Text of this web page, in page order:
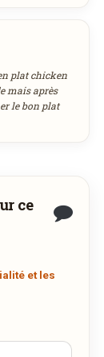
plat chicken
mais après
le bon plat
ce
et les